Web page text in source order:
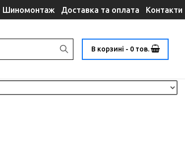
Шиномонтаж Доставка та оплата Контакти
В корзині - 0 тов.